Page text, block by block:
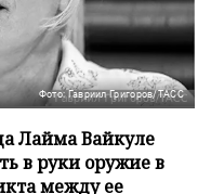
Фото: Гавриил Григоров/ТАСС
Лайма Вайкуле
в руки оружие в
между ее